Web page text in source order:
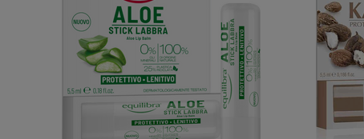
eko przyjazny: opakowania wtórne
wyprodukowany we Włoszech